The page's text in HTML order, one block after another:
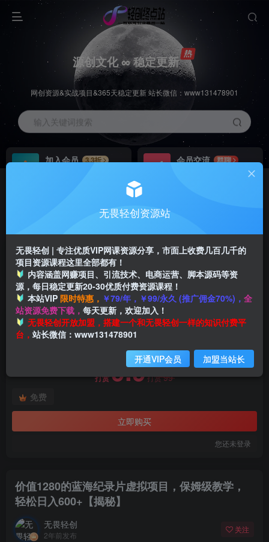
源创文化 ∞ 稳定更新
网创资源&实战项目&365天稳定更新 站长微信：www131478901
输入关键词搜索
加入会员
3.3折
会员交流
群聊
推广返佣高达70%
首页 创业课程 会员免费 正文
此内容为付费阅读，请付费后查看
打赏9.9打赏99
免费
立即购买
您还未登录
付费阅读
价值1280的蓝海纪录片虚拟项目，保姆级教学，
轻松日入600+【揭秘】
无畏轻创
2年前发布
关注
无畏轻创资源站
无畏轻创 | 专注优质VIP网课资源分享，市面上收费几百几千的
项目资源课程这里全部都有！
内容涵盖网赚项目、引流技术、电商运营、脚本源码等资
源，每日稳定更新20-30优质付费资源课程！
本站VIP 限时特惠， ￥79/年，￥99/永久 (推广佣金70%)， 全
站资源免费下载， 每天更新，欢迎加入！
无畏轻创开放加盟，搭建一个和无畏轻创一样的知识付费平
台， 站长微信：www131478901
开通VIP会员 加盟当站长